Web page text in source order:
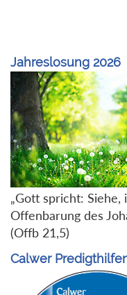
Jahreslosung 2026
„Gott spricht: Siehe,
Offenbarung des
(Offb 21,5)
Calwer